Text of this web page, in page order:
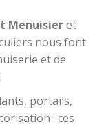
Menuisieret
nous font
et de
portails,
: ces